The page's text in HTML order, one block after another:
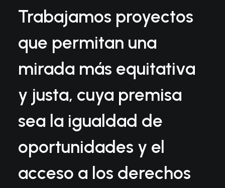
Trabajamos proyectos
que permitan una
mirada más equitativa
y justa, cuya premisa
sea la igualdad de
oportunidades y el
acceso a los derechos